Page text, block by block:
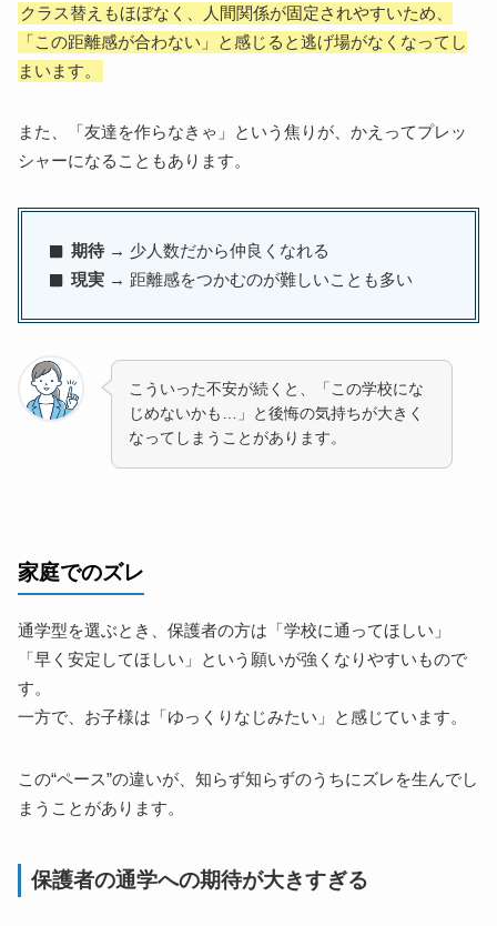
クラス替えもほぼなく、人間関係が固定されやすいため、
「この距離感が合わない」と感じると逃げ場がなくなってし
まいます。
また、「友達を作らなきゃ」という焦りが、かえってプレッ
シャーになることもあります。
期待→ 少人数だから仲良くなれる
現実→ 距離感をつかむのが難しいことも多い
こういった不安が続くと、「この学校にな
じめないかも…」と後悔の気持ちが大きく
なってしまうことがあります。
家庭でのズレ
通学型を選ぶとき、保護者の方は「学校に通ってほしい」
「早く安定してほしい」という願いが強くなりやすいもので
す。
一方で、お子様は「ゆっくりなじみたい」と感じています。
この“ペース”の違いが、知らず知らずのうちにズレを生んでし
まうことがあります。
保護者の通学への期待が大きすぎる